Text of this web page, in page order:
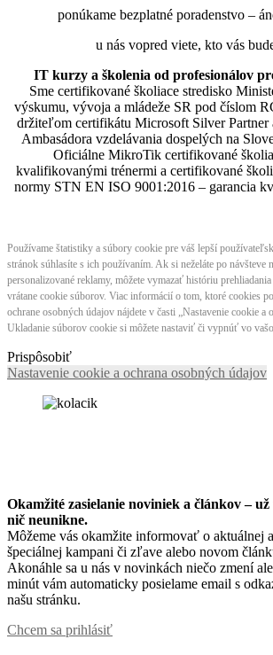
ponúkame bezplatné poradenstvo –
u nás vopred viete, kto vás
IT kurzy a školenia od profesionálov
Sme certifikované školiace stredisko
výskumu, vývoja a mládeže SR pod číslom
držiteľom certifikátu Microsoft Silver
Ambasádora vzdelávania dospelých na
Oficiálne MikroTik certifikované
kvalifikovanými trénermi ​​​​​​​​​​a certifikované
normy STN EN ISO 9001:2016 – garancia
Používame štatistiky a súbory cookie pre váš lepší
stránok súhlasíte s ich používaním. Ak si neželáte po návšteve
personalizované reklamy, môžete vymazať históriu
vrátane cookie súborov. Viac informácií o tom, ktoré cookies
ochrane osobných údajov nájdete v časti „Nastavenie cookie a
Ukladanie súborov cookie si môžete nastaviť či vypnúť vo
Prispôsobiť
Nastavenie cookie a ochrana osobných údajov
Okamžité zasielanie noviniek a článkov – už
nič neunikne.
Môžeme vás okamžite informovať o aktuálnej
špeciálnej kampani či zľave alebo novom
Akonáhle sa u nás v novinkách niečo zmení
minút vám automaticky posielame email s
našu stránku.
Chcem sa prihlásiť